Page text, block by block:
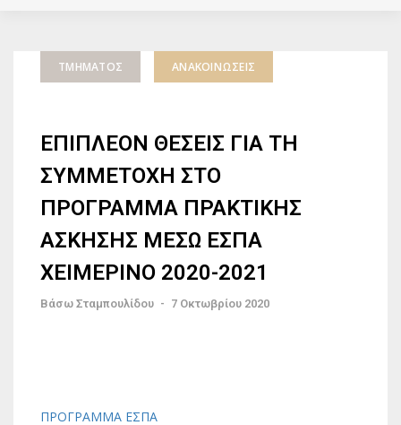
ΤΜΉΜΑΤΟΣ ΑΝΑΚΟΙΝΏΣΕΙΣ
ΕΠΙΠΛΕΟΝ ΘΕΣΕΙΣ ΓΙΑ ΤΗ
ΣΥΜΜΕΤΟΧΗ ΣΤΟ
ΠΡΟΓΡΑΜΜΑ ΠΡΑΚΤΙΚΗΣ
ΑΣΚΗΣΗΣ ΜΕΣΩ ΕΣΠΑ
ΧΕΙΜΕΡΙΝΟ 2020-2021
Βάσω Σταμπουλίδου - 7 Οκτωβρίου 2020
ΠΡΟΓΡΑΜΜΑ ΕΣΠΑ